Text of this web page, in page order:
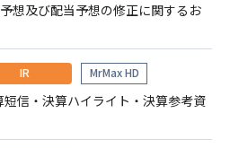
想及び配当予想の修正に関するお
IR MrMax HD
信・決算ハイライト・決算参考資